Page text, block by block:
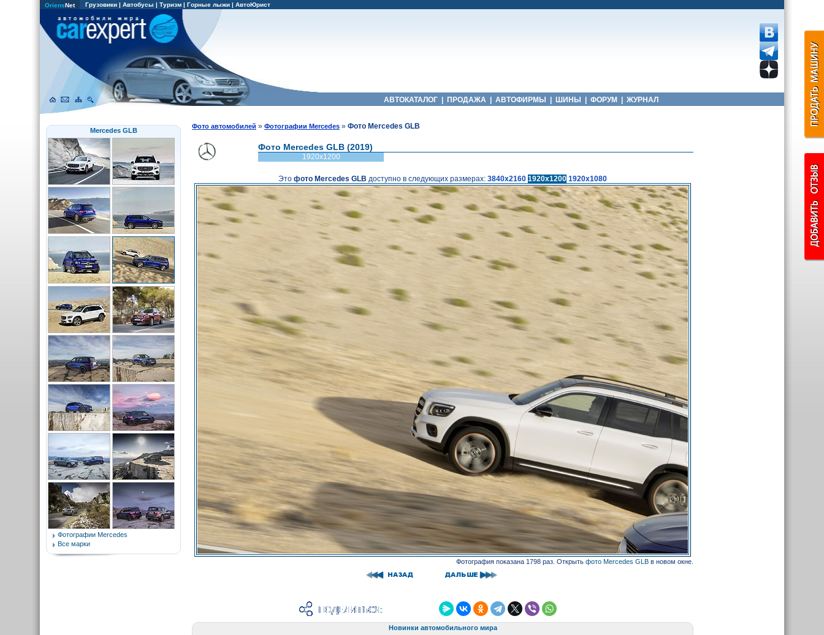
OriensNet Грузовики | Автобусы | Туризм | Горные лыжи | АвтоЮрист
АВТОКАТАЛОГ ПРОДАЖА АВТОФИРМЫ ШИНЫ ФОРУМ ЖУРНАЛ
Mercedes GLB
Фотографии Mercedes
Все марки
Фото автомобилей » Фотографии Mercedes » Фото Mercedes GLB
Фото Mercedes GLB (2019)
1920x1200
Это фото Mercedes GLB доступно в следующих размерах: 3840x2160 1920x1200 1920x1080
Фотография показана 1798 раз. Открыть фото Mercedes GLB в новом окне.
Новинки автомобильного мира